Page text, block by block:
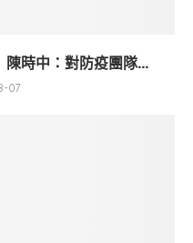
時中：對防疫團隊...
07